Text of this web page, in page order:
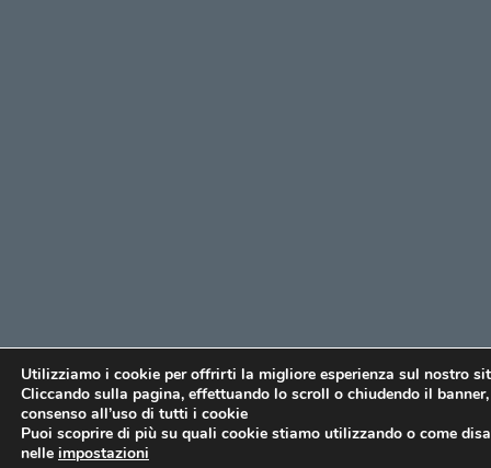
Utilizziamo i cookie per offrirti la migliore esperienza sul nostro
Cliccando sulla pagina, effettuando lo scroll o chiudendo il
consenso all’uso di tutti i cookie
Puoi scoprire di più su quali cookie stiamo utilizzando o come
nelle impostazioni